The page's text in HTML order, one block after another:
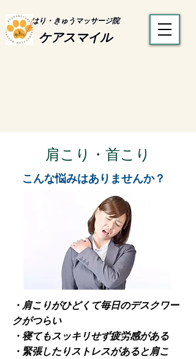
はり・きゅうマッサージ院
ケアスマイル
肩こり・首こり
​こんな悩みはありませんか？
・肩こりがひどくて毎日のデスクワー
クがつらい
・寝てもスッキリせず疲労感がある
・緊張したりストレスがあると肩こ